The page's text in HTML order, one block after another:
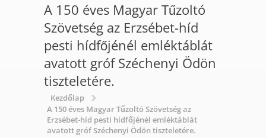
A 150 éves Magyar Tűzoltó
Szövetség az Erzsébet-híd
pesti hídfőjénél emléktáblát
avatott gróf Széchenyi Ödön
tiszteletére.
Kezdőlap
A 150 éves Magyar Tűzoltó Szövetség az
Erzsébet-híd pesti hídfőjénél emléktáblát
avatott gróf Széchenyi Ödön tiszteletére.